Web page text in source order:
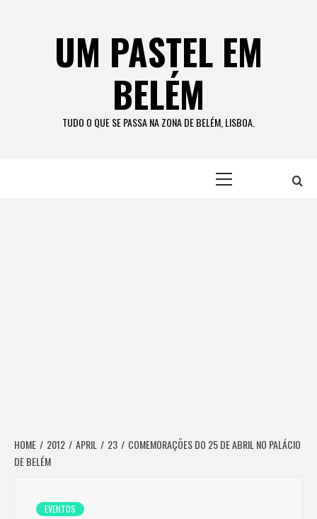
UM PASTEL EM
BELÉM
TUDO O QUE SE PASSA NA ZONA DE BELÉM, LISBOA.
HOME 2012 APRIL 23
COMEMORAÇÕES DO 25 DE ABRIL NO PALÁCIO
DE BELÉM
EVENTOS